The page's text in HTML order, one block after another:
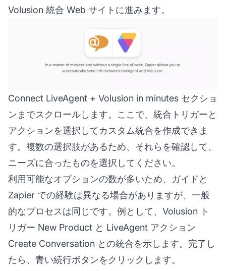
Volusion 統合 Web サイトに進みます。
Connect LiveAgent + Volusion in minutes セクショ
ンまでスクロールします。ここで、統合トリガーと
アクションを選択してカスタム統合を作成できま
す。複数の選択肢があるため、それらを確認して、
ニーズに合ったものを選択してください。
利用可能なオプションの数が多いため、ガイドと
Zapier での経験は異なる場合がありますが、一般
的なプロセスは同じです。例として、Volusion ト
リガー New Product と LiveAgent アクション
Create Conversation との統合を示します。完了し
たら、青い続行ボタンをクリックします。